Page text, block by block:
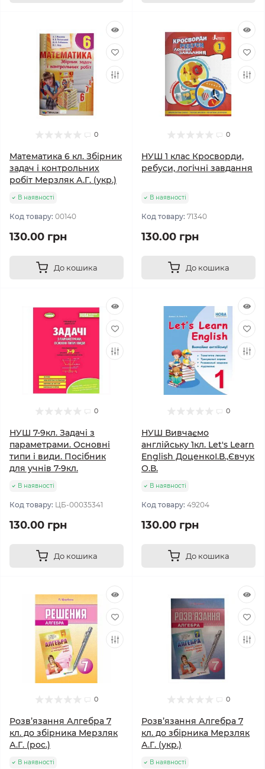
0
Математика 6 кл. Збірник
задач і контрольних
робіт Мерзляк А.Г. (укр.)
В наявності
Код товару: 00140
130.00 грн
До кошика
0
НУШ 1 клас Кросворди,
ребуси, логічні завдання
В наявності
Код товару: 71340
130.00 грн
До кошика
0
НУШ 7-9кл. Задачі з
параметрами. Основні
типи і види. Посібник
для учнів 7-9кл.
В наявності
Код товару: ЦБ-00035341
130.00 грн
До кошика
0
НУШ Вивчаємо
англійську 1кл. Let's Learn
English ДоценкоІ.В.,Євчук
О.В.
В наявності
Код товару: 49204
130.00 грн
До кошика
0
Розв’язання Алгебра 7
кл. до збірника Мерзляк
А.Г. (рос.)
В наявності
0
Розв’язання Алгебра 7
кл. до збірника Мерзляк
А.Г. (укр.)
В наявності